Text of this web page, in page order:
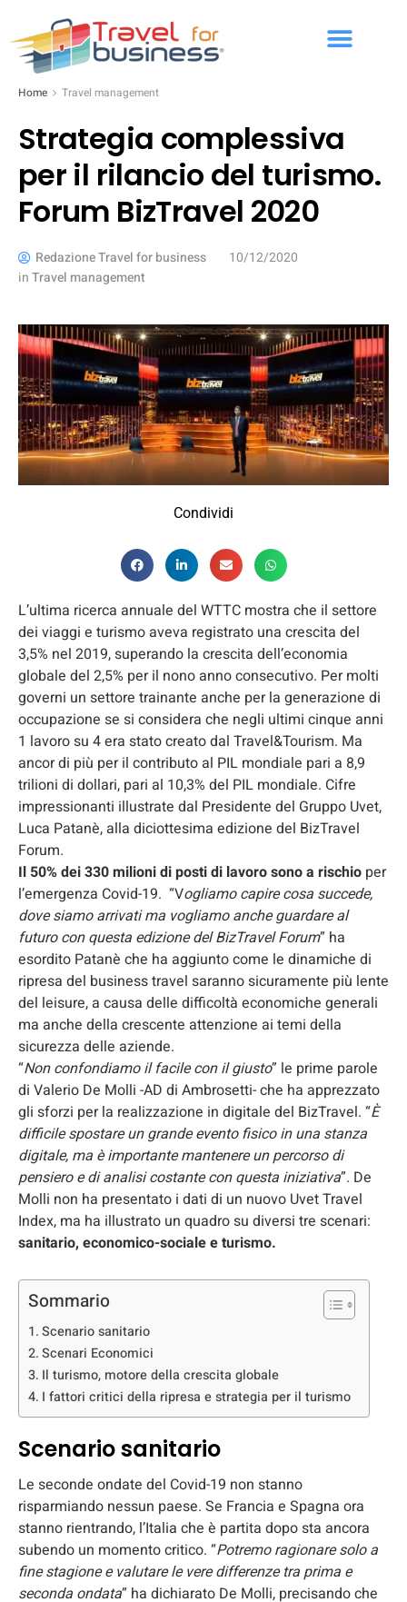
Home Travel management
Strategia complessiva
per il rilancio del turismo.
Forum BizTravel 2020
Redazione Travel for business
10/12/2020
inTravel management
Condividi
L’ultima ricerca annuale del WTTC mostra che il settore
dei viaggi e turismo aveva registrato una crescita del
3,5% nel 2019, superando la crescita dell’economia
globale del 2,5% per il nono anno consecutivo. Per molti
governi un settore trainante anche per la generazione di
occupazione se si considera che negli ultimi cinque anni
1 lavoro su 4 era stato creato dal Travel&Tourism. Ma
ancor di più per il contributo al PIL mondiale pari a 8,9
trilioni di dollari, pari al 10,3% del PIL mondiale. Cifre
impressionanti illustrate dal Presidente del Gruppo Uvet,
Luca Patanè, alla diciottesima edizione del BizTravel
Forum.
Il 50% dei 330 milioni di posti di lavorosono a rischio per
l’emergenza Covid-19. “Vogliamo capire cosa succede,
dove siamo arrivati ma vogliamo anche guardare al
futuro con questa edizione del BizTravel Forum” ha
esordito Patanè che ha aggiunto come le dinamiche di
ripresa del business travel saranno sicuramente più lente
del leisure, a causa delle difficoltà economiche generali
ma anche della crescente attenzione ai temi della
sicurezza delle aziende.
“Non confondiamo il facile con il giusto” le prime parole
di Valerio De Molli -AD di Ambrosetti- che ha apprezzato
gli sforzi per la realizzazione in digitale del BizTravel. “È
difficile spostare un grande evento fisico in una stanza
digitale, ma è importante mantenere un percorso di
pensiero e di analisi costante con questa iniziativa”. De
Molli non ha presentato i dati di un nuovo Uvet Travel
Index, ma ha illustrato un quadro su diversi tre scenari:
sanitario, economico-sociale e turismo.
Sommario
Scenario sanitario
Scenari Economici
Il turismo, motore della crescita globale
I fattori critici della ripresa e strategia per il turismo
Scenario sanitario
Le seconde ondate del Covid-19 non stanno
risparmiando nessun paese. Se Francia e Spagna ora
stanno rientrando, l’Italia che è partita dopo sta ancora
subendo un momento critico. “Potremo ragionare solo a
fine stagione e valutare le vere differenze tra prima e
seconda ondata” ha dichiarato De Molli, precisando che